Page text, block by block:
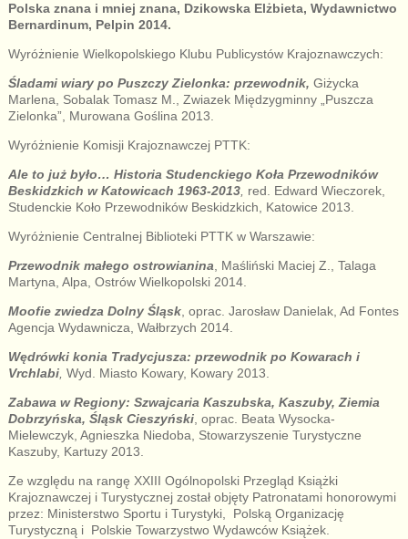
Polska znana i mniej znana, Dzikowska Elżbieta, Wydawnictwo
Bernardinum, Pelpin 2014.
Wyróżnienie Wielkopolskiego Klubu Publicystów Krajoznawczych:
Śladami wiary po Puszczy Zielonka: przewodnik, Giżycka
Marlena, Sobalak Tomasz M., Zwiazek Międzygminny „Puszcza
Zielonka”, Murowana Goślina 2013.
Wyróżnienie Komisji Krajoznawczej PTTK:
Ale to już było… Historia Studenckiego Koła Przewodników
Beskidzkich w Katowicach 1963-2013, red. Edward Wieczorek,
Studenckie Koło Przewodników Beskidzkich, Katowice 2013.
Wyróżnienie Centralnej Biblioteki PTTK w Warszawie:
Przewodnik małego ostrowianina, Maśliński Maciej Z., Talaga
Martyna, Alpa, Ostrów Wielkopolski 2014.
Moofie zwiedza Dolny Śląsk, oprac. Jarosław Danielak, Ad Fontes
Agencja Wydawnicza, Wałbrzych 2014.
Wędrówki konia Tradycjusza: przewodnik po Kowarach i
Vrchlabi, Wyd. Miasto Kowary, Kowary 2013.
Zabawa w Regiony: Szwajcaria Kaszubska, Kaszuby, Ziemia
Dobrzyńska, Śląsk Cieszyński, oprac. Beata Wysocka-
Mielewczyk, Agnieszka Niedoba, Stowarzyszenie Turystyczne
Kaszuby, Kartuzy 2013.
Ze względu na rangę XXIII Ogólnopolski Przegląd Książki
Krajoznawczej i Turystycznej został objęty Patronatami honorowymi
przez: Ministerstwo Sportu i Turystyki, Polską Organizację
Turystyczną i Polskie Towarzystwo Wydawców Książek.